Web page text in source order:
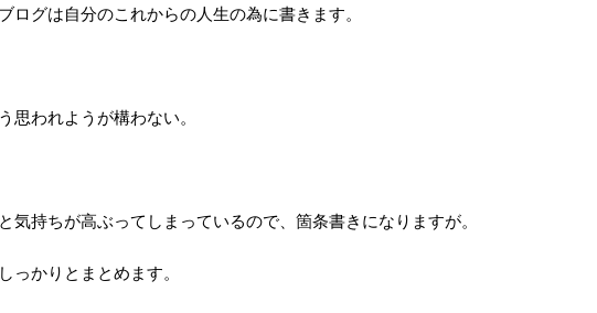
ログは自分のこれからの人生の為に書きます。
思われようが構わない。
気持ちが高ぶってしまっているので、箇条書きになりますが。
っかりとまとめます。